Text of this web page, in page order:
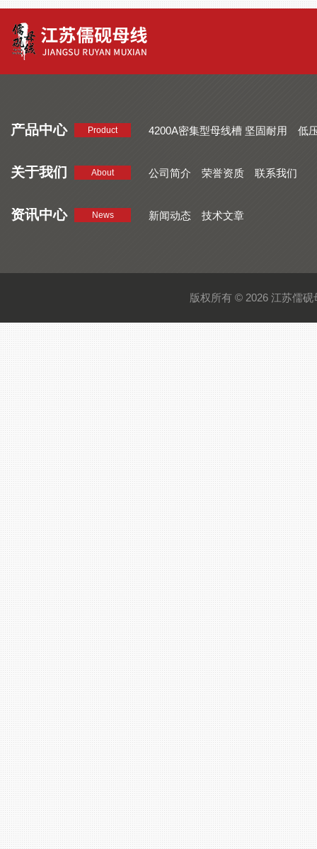
产品中心 Product 4200A密集型母线槽 坚固耐用
低
关于我们 About 公司简介 荣誉资质 联系我们
资讯中心 News 新闻动态 技术文章
版权所有 © 2026 江苏儒